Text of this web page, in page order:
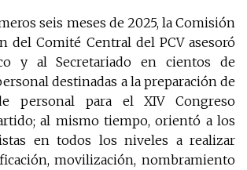
seis meses de 2025, la Comisión
del Comité Central del PCV asesoró
y al Secretariado en cientos de
destinadas a la preparación de
personal para el XIV Congreso
al mismo tiempo, orientó a los
en todos los niveles a realizar
movilización, nombramiento